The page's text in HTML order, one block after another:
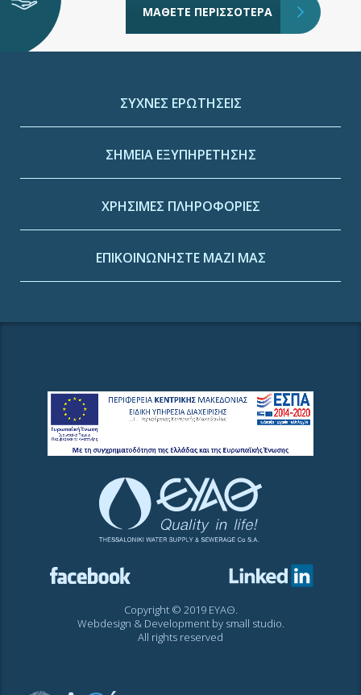
ΜΑΘΕΤΕ ΠΕΡΙΣΣΟΤΕΡΑ
ΣΥΧΝΕΣ ΕΡΩΤΗΣΕΙΣ
ΣΗΜΕΙΑ ΕΞΥΠΗΡΕΤΗΣΗΣ
ΧΡΗΣΙΜΕΣ ΠΛΗΡΟΦΟΡΙΕΣ
ΕΠΙΚΟΙΝΩΝΗΣΤΕ ΜΑΖΙ ΜΑΣ
Copyright © 2019 ΕΥΑΘ.
Webdesign & Development by small studio.
All rights reserved